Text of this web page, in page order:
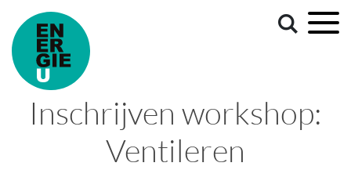
Inschrijven workshop:
Ventileren